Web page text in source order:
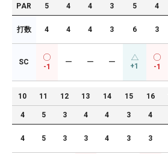
PAR 5 4 4 3 5 4
打数 4 4 4 3 6 3
SC
-1
ー ー ー +1 -1
10 11 12 13 14 15 16
4 5 3 4 4 3 4
4 5 3 3 4 3 3